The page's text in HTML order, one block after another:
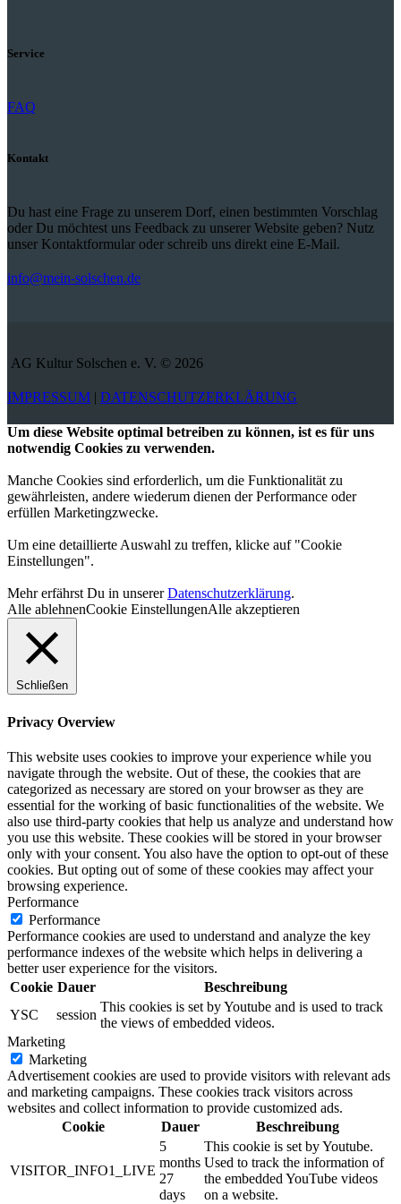
Service
FAQ
Kontakt
Du hast eine Frage zu unserem Dorf, einen bestimmten Vorschlag
oder Du möchtest uns Feedback zu unserer Website geben? Nutz
unser Kontaktformular oder schreib uns direkt eine E-Mail.
info@mein-solschen.de
AG Kultur Solschen e. V. © 2026
IMPRESSUM DATENSCHUTZERKLÄRUNG
Um diese Website optimal betreiben zu können, ist es für uns
notwendig Cookies zu verwenden.
Manche Cookies sind erforderlich, um die Funktionalität zu
gewährleisten, andere wiederum dienen der Performance oder
erfüllen Marketingzwecke.
Um eine detaillierte Auswahl zu treffen, klicke auf "Cookie
Einstellungen".
Mehr erfährst Du in unsererDatenschutzerklärung.
Alle ablehnenCookie EinstellungenAlle akzeptieren
Schließen
Privacy Overview
This website uses cookies to improve your experience while you
navigate through the website. Out of these, the cookies that are
categorized as necessary are stored on your browser as they are
essential for the working of basic functionalities of the website. We
also use third-party cookies that help us analyze and understand how
you use this website. These cookies will be stored in your browser
only with your consent. You also have the option to opt-out of these
cookies. But opting out of some of these cookies may affect your
browsing experience.
Performance
Performance
Performance cookies are used to understand and analyze the key
performance indexes of the website which helps in delivering a
better user experience for the visitors.
Cookie Dauer
Beschreibung
YSC
session
This cookies is set by Youtube and is used to track
the views of embedded videos.
Marketing
Marketing
Advertisement cookies are used to provide visitors with relevant ads
and marketing campaigns. These cookies track visitors across
websites and collect information to provide customized ads.
Cookie
Dauer Beschreibung
VISITOR_INFO1_LIVE
5
months
27
days
This cookie is set by Youtube.
Used to track the information of
the embedded YouTube videos
on a website.